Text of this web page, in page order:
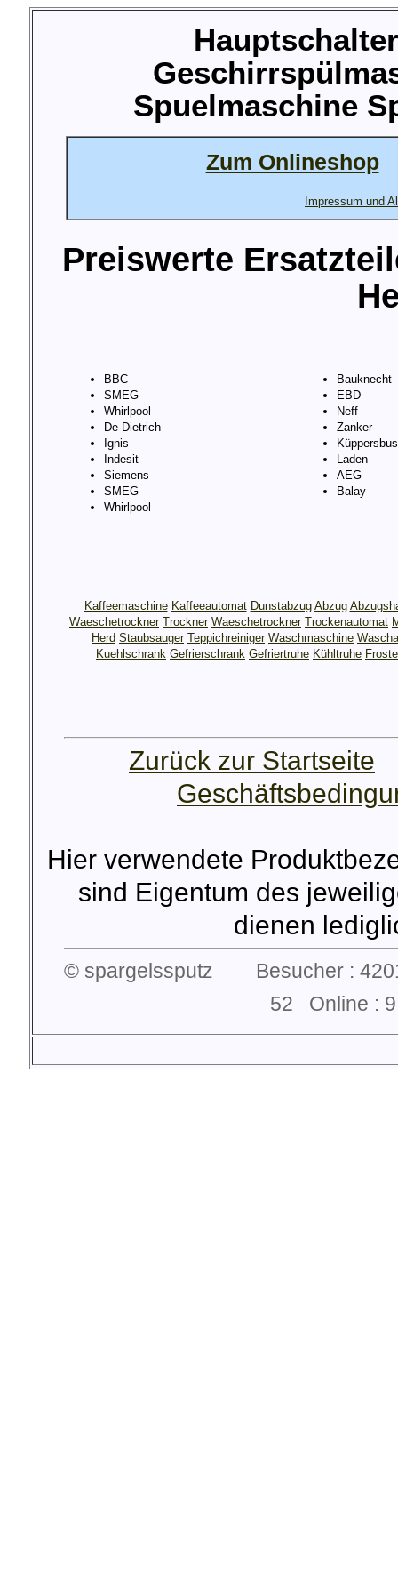
Spuelmaschine
Zum Onlineshop
Impressum und
Preiswerte
BBC
SMEG
Whirlpool
De-Dietrich
Ignis
Indesit
Siemens
SMEG
Whirlpool
Bauknecht
EBD
Neff
Zanker
Laden
AEG
Balay
Kaffeemaschine Kaffeeautomat Dunstabzug Abzug
Waeschetrockner Trockner Waeschetrockner Trockenautomat
Herd Staubsauger Teppichreiniger Waschmaschine
Kuehlschrank Gefrierschrank Gefriertruhe Kühltruhe
Zurück zur Startseite
Hier verwendete
sind Eigentum des
dienen
© spargelssputz Besucher :
52 Online